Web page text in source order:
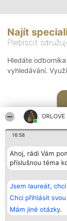
16:58
Ahoj, rádi Vám
příslušnou téma
Jsem laureát,
Chci přihlásit
Mám jiné otázky.
Najít
Plebiscit
Hledáte
vyhledávání.
Bright Side Solutions sp.
o. sp. k.
ul. Ruska 22
Wrocław 50-079
KRS 0000749100 | Regon
381313360 | NIP